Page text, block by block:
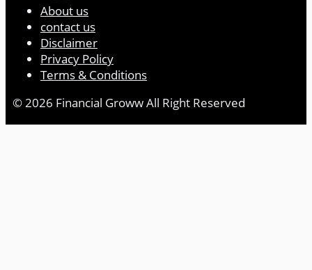
About us
contact us
Disclaimer
Privacy Policy
Terms & Conditions
© 2026 Financial Groww All Right Reserved